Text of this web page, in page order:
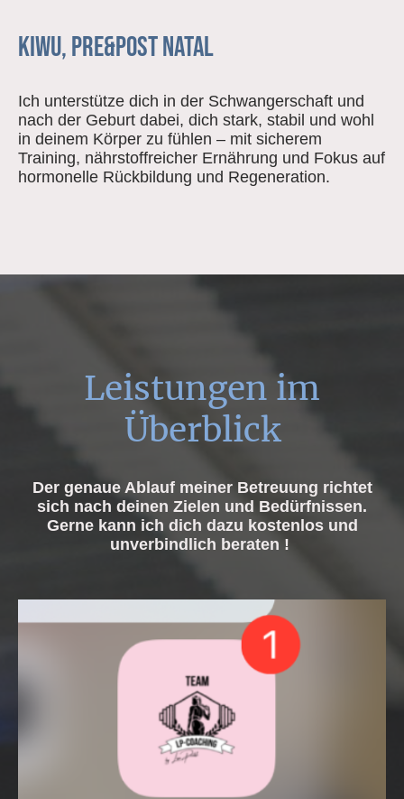
KiWu, Pre&Post Natal
Ich unterstütze dich in der Schwangerschaft und
nach der Geburt dabei, dich stark, stabil und wohl
in deinem Körper zu fühlen – mit sicherem
Training, nährstoffreicher Ernährung und Fokus auf
hormonelle Rückbildung und Regeneration.
Leistungen im
Überblick
Der genaue Ablauf meiner Betreuung richtet
sich nach deinen Zielen und Bedürfnissen.
Gerne kann ich dich dazu kostenlos und
unverbindlich beraten !